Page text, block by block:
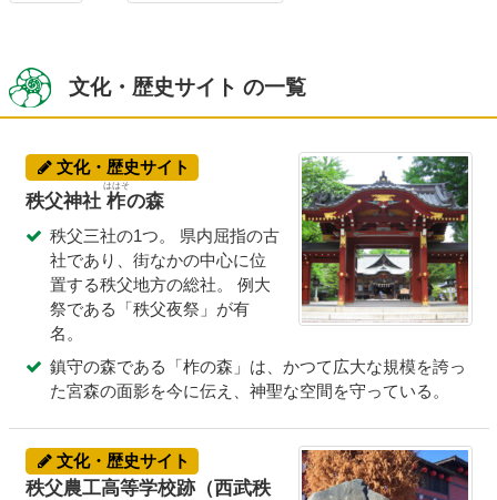
文化・歴史サイト の一覧
文化・歴史サイト
秩父神社 柞
ははそ
の森
秩父三社の1つ。 県内屈指の古
社であり、街なかの中心に位
置する秩父地方の総社。 例大
祭である「秩父夜祭」が有
名。
鎮守の森である「柞の森」は、かつて広大な規模を誇っ
た宮森の面影を今に伝え、神聖な空間を守っている。
文化・歴史サイト
秩父農工高等学校跡（西武秩